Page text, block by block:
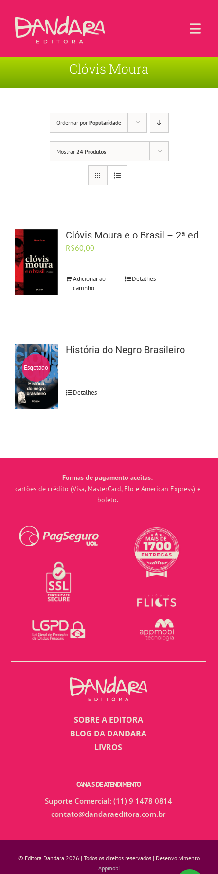
Sobre a Editora
Clóvis Moura
Ordernar por Popularidade
Mostrar 24 Produtos
Clóvis Moura e o Brasil – 2ª ed.
R$60,00
Adicionar ao
carrinho
Detalhes
Esgotado
História do Negro Brasileiro
Detalhes
Formas de pagamento aceitas:
cartões de crédito (Visa, MasterCard, Elo e American Express) e
boleto.
SOBRE A EDITORA
BLOG DA DANDARA
LIVROS
CANAIS DE ATENDIMENTO
Suporte Comercial: (11) 9 1478 0814
contato@dandaraeditora.com.br
© Editora Dandara 2026 | Todos os direitos reservados | Desenvolvimento
Appmobi